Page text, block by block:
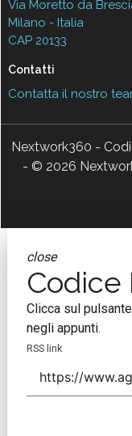
Via Moretto da
Milano - Italia
CAP 20133
Contatti
Contatta il nostro
Nextwork360 -
- © 2026
close
Codice
Clicca sul
negli appunti.
RSS link